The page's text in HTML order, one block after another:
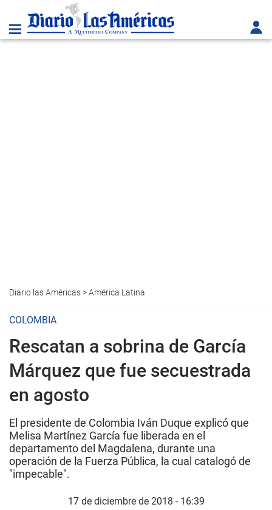
Diario las Américas>América Latina
COLOMBIA
Rescatan a sobrina de García
Márquez que fue secuestrada
en agosto
El presidente de Colombia Iván Duque explicó que
Melisa Martínez García fue liberada en el
departamento del Magdalena, durante una
operación de la Fuerza Pública, la cual catalogó de
"impecable".
17 de diciembre de 2018 - 16:39